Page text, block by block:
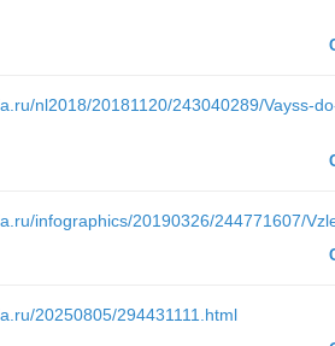
nl2018/20181120/243040289/Vayss-
infographics/20190326/244771607/
20250805/294431111.html